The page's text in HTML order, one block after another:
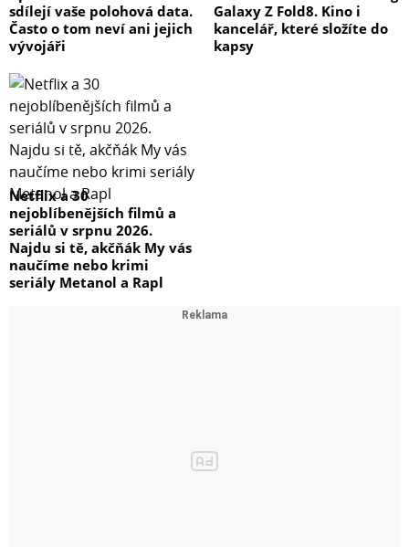
sdílejí vaše polohová data.
Často o tom neví ani jejich
vývojáři
Galaxy Z Fold8. Kino i
kancelář, které složíte do
kapsy
Netflix a 30
nejoblíbenějších filmů a
seriálů v srpnu 2026.
Najdu si tě, akčňák My vás
naučíme nebo krimi
seriály Metanol a Rapl